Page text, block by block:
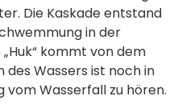
Die Kaskade entstand
in der
kommt von dem
des Wassers ist noch in
Wasserfall zu hören.